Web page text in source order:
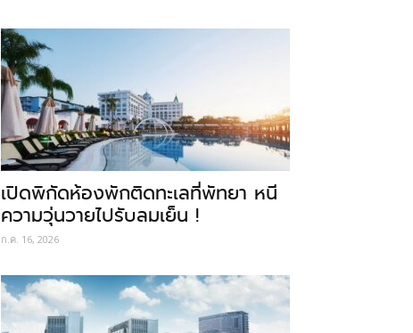
เปิดพิกัดห้องพักติดทะเลที่พัทยา หนี
ความวุ่นวายไปรับลมเย็น !
ก.ค. 16, 2026